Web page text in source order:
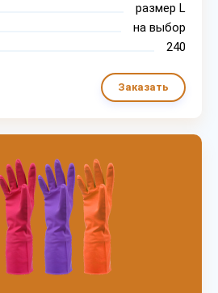
размер L
на выбор
240
Заказать